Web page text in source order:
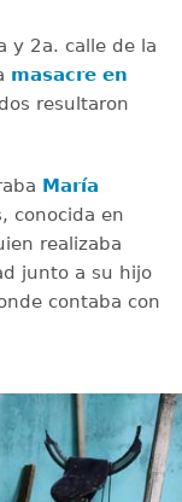
y 2a. calle de la
masacre en
resultaron
María
conocida en
realizaba
junto a su hijo
contaba con